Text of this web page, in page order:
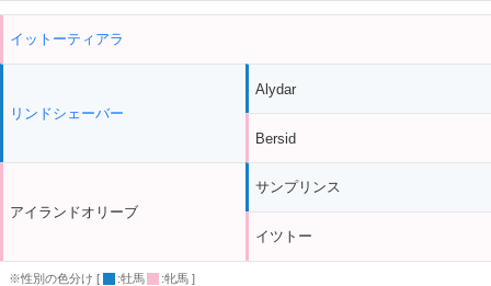
イットーティアラ
リンドシェーバー
アイランドオリーブ
Alydar
Bersid
サンプリンス
イツトー
※性別の色分け [ :牡馬 :牝馬 ]